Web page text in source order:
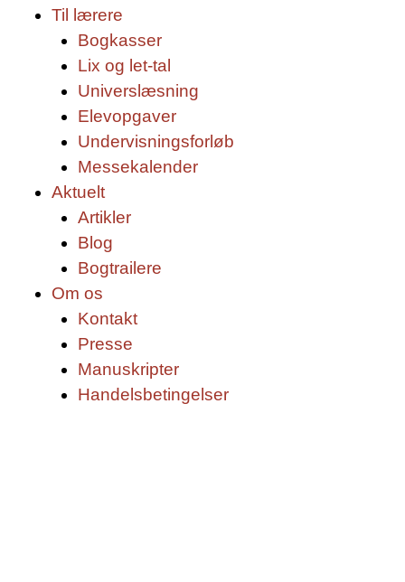
Til lærere
Bogkasser
Lix og let-tal
Universlæsning
Elevopgaver
Undervisningsforløb
Messekalender
Aktuelt
Artikler
Blog
Bogtrailere
Om os
Kontakt
Presse
Manuskripter
Handelsbetingelser